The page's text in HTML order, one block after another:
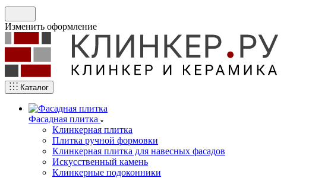
Изменить оформление
Каталог
Фасадная плитка
Клинкерная плитка
Плитка ручной формовки
Клинкерная плитка для навесных фасадов
Искусственный камень
Клинкерные подоконники